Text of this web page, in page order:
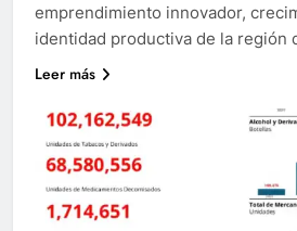
emprendimiento innovador,
identidad productiva de la región
Leer más